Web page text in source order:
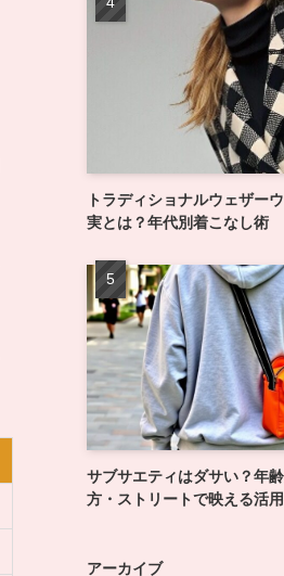
トラディショナルウェザー
実とは？年代別着こなし術
サブサエティはダサい？年
方・ストリートで映える活
アーカイブ